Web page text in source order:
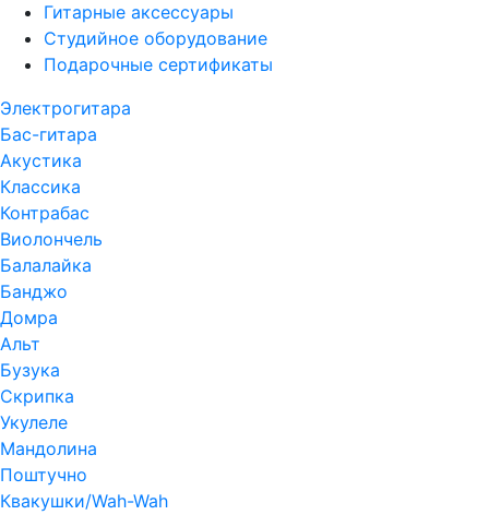
Гитарные аксессуары
Студийное оборудование
Подарочные сертификаты
Электрогитара
Бас-гитара
Акустика
Классика
Контрабас
Виолончель
Балалайка
Банджо
Домра
Альт
Бузука
Скрипка
Укулеле
Мандолина
Поштучно
Квакушки/Wah-Wah